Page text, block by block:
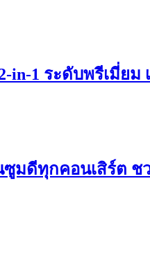
in-1 ระดับพรีเมี่ย
ซูมดีทุกคอนเสิร์ต